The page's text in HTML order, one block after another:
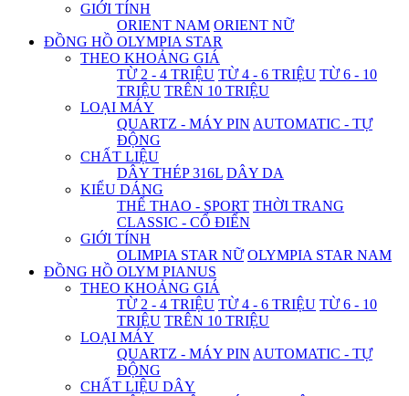
GIỚI TÍNH
ORIENT NAM ORIENT NỮ
ĐỒNG HỒ OLYMPIA STAR
THEO KHOẢNG GIÁ
TỪ 2 - 4 TRIỆU TỪ 4 - 6 TRIỆU TỪ 6 - 10
TRIỆU TRÊN 10 TRIỆU
LOẠI MÁY
QUARTZ - MÁY PIN AUTOMATIC - TỰ
ĐỘNG
CHẤT LIỆU
DÂY THÉP 316L DÂY DA
KIỂU DÁNG
THỂ THAO - SPORT THỜI TRANG
CLASSIC - CỔ ĐIỂN
GIỚI TÍNH
OLIMPIA STAR NỮ OLYMPIA STAR NAM
ĐỒNG HỒ OLYM PIANUS
THEO KHOẢNG GIÁ
TỪ 2 - 4 TRIỆU TỪ 4 - 6 TRIỆU TỪ 6 - 10
TRIỆU TRÊN 10 TRIỆU
LOẠI MÁY
QUARTZ - MÁY PIN AUTOMATIC - TỰ
ĐỘNG
CHẤT LIỆU DÂY